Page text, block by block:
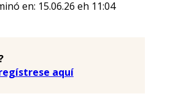
en: 15.06.26 eh 11:04
aquí